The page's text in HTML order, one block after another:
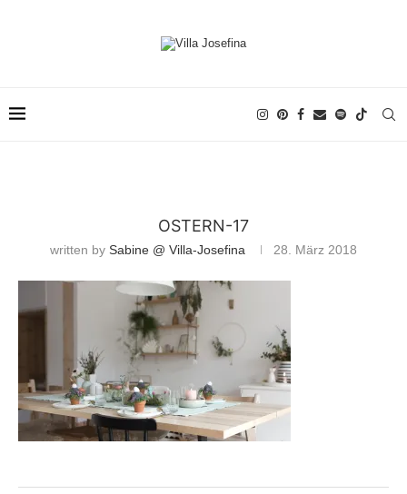
OSTERN-17
written by Sabine @ Villa-Josefina 28. März 2018